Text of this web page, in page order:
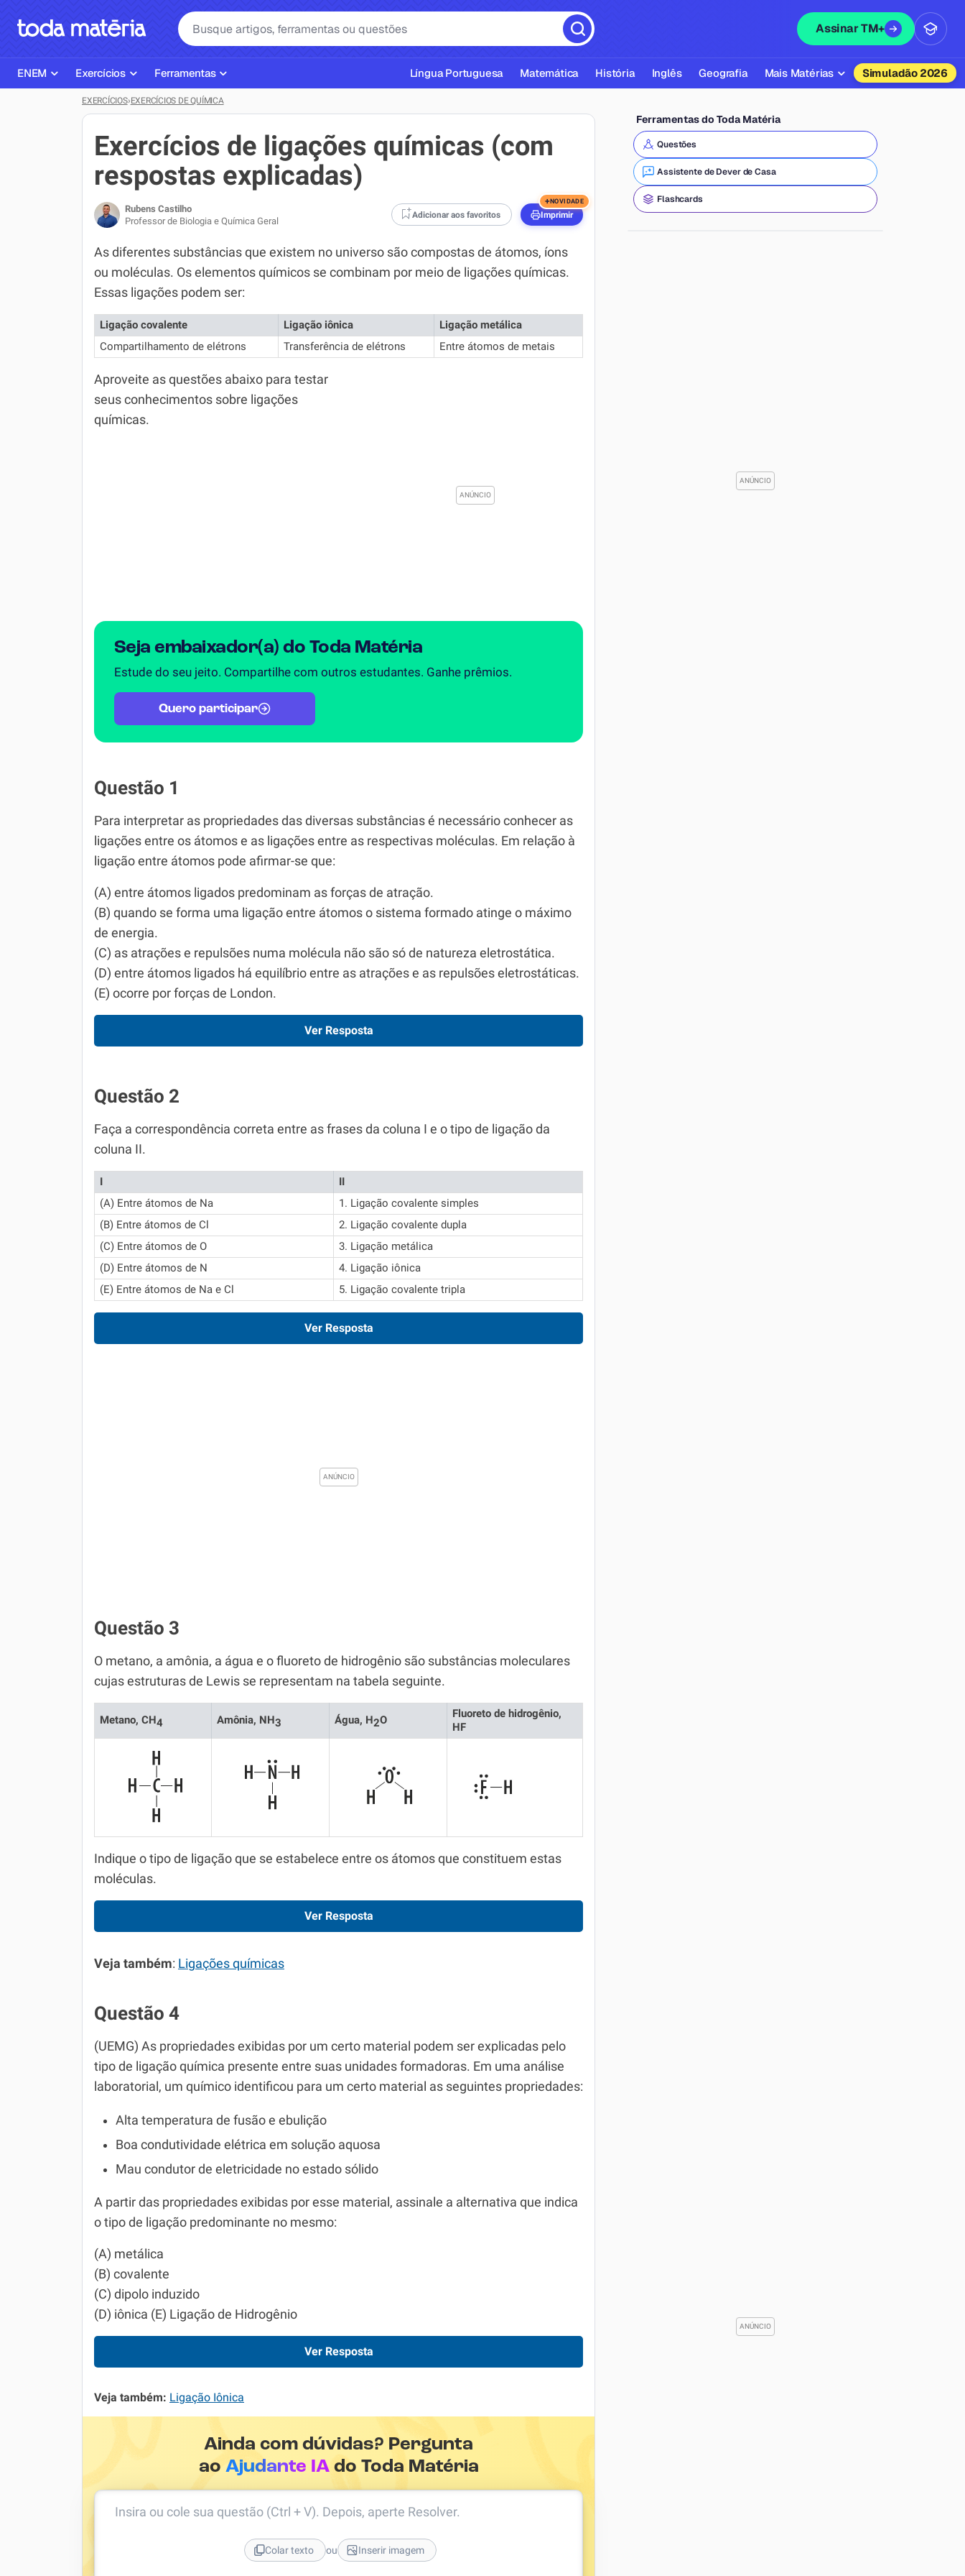
Assinar TM+
ENEM
Página Inicial ENEM
Plano de Estudos
Exercícios ENEM
Simulados ENEM
Exercícios
ENEM
Matemática
Biologia
Inglês
Geografia
Química
Ferramentas
Ajudante de Dever de Casa
Corretor de Redação
Gerador Referências Bibliográficas ABNT
Língua Portuguesa Matemática História Inglês Geografia Mais Matérias
Química
Física
Filosofia
Simuladão 2026
EXERCÍCIOS›EXERCÍCIOS DE QUÍMICA
Exercícios de ligações químicas (com
respostas explicadas)
Rubens Castilho
Professor de Biologia e Química Geral
Adicionar aos favoritos Imprimir
+NOVIDADE
As diferentes substâncias que existem no universo são compostas de átomos, íons
ou moléculas. Os elementos químicos se combinam por meio de ligações químicas.
Essas ligações podem ser:
Ligação covalente Ligação iônica
Ligação metálica
Compartilhamento de elétrons
Transferência de elétrons Entre átomos de metais
Aproveite as questões abaixo para testar
seus conhecimentos sobre ligações
químicas.
Seja embaixador(a) do Toda Matéria
Estude do seu jeito. Compartilhe com outros estudantes. Ganhe prêmios.
Quero participar
Questão 1
Para interpretar as propriedades das diversas substâncias é necessário conhecer as
ligações entre os átomos e as ligações entre as respectivas moléculas. Em relação à
ligação entre átomos pode afirmar-se que:
(A) entre átomos ligados predominam as forças de atração.
(B) quando se forma uma ligação entre átomos o sistema formado atinge o máximo
de energia.
(C) as atrações e repulsões numa molécula não são só de natureza eletrostática.
(D) entre átomos ligados há equilíbrio entre as atrações e as repulsões eletrostáticas.
(E) ocorre por forças de London.
Ver Resposta
Questão 2
Faça a correspondência correta entre as frases da coluna I e o tipo de ligação da
coluna II.
I
II
(A) Entre átomos de Na
1. Ligação covalente simples
(B) Entre átomos de Cl
2. Ligação covalente dupla
(C) Entre átomos de O
3. Ligação metálica
(D) Entre átomos de N
4. Ligação iônica
(E) Entre átomos de Na e Cl
5. Ligação covalente tripla
Ver Resposta
Questão 3
O metano, a amônia, a água e o fluoreto de hidrogênio são substâncias moleculares
cujas estruturas de Lewis se representam na tabela seguinte.
Metano, CH4 Amônia, NH3 Água, H2O
Fluoreto de hidrogênio,
HF
Indique o tipo de ligação que se estabelece entre os átomos que constituem estas
moléculas.
Ver Resposta
Veja também: Ligações químicas
Questão 4
(UEMG) As propriedades exibidas por um certo material podem ser explicadas pelo
tipo de ligação química presente entre suas unidades formadoras. Em uma análise
laboratorial, um químico identificou para um certo material as seguintes propriedades:
Alta temperatura de fusão e ebulição
Boa condutividade elétrica em solução aquosa
Mau condutor de eletricidade no estado sólido
A partir das propriedades exibidas por esse material, assinale a alternativa que indica
o tipo de ligação predominante no mesmo:
(A) metálica
(B) covalente
(C) dipolo induzido
(D) iônica (E) Ligação de Hidrogênio
Ver Resposta
Veja também: Ligação Iônica
Ainda com dúvidas? Pergunta
aoAjudante IAdo Toda Matéria
Insira ou cole sua questão (Ctrl + V). Depois, aperte Resolver.
Colar texto ou Inserir imagem
Ferramentas do Toda Matéria
Questões
Assistente de Dever de Casa
Flashcards